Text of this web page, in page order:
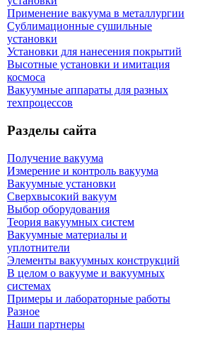
Применение вакуума в металлургии
Сублимационные сушильные
установки
Установки для нанесения покрытий
Высотные установки и имитация
космоса
Вакуумные аппараты для разных
техпроцессов
Разделы сайта
Получение вакуума
Измерение и контроль вакуума
Вакуумные установки
Сверхвысокий вакуум
Выбор оборудования
Теория вакуумных систем
Вакуумные материалы и
уплотнители
Элементы вакуумных конструкций
В целом о вакууме и вакуумных
системах
Примеры и лабораторные работы
Разное
Наши партнеры